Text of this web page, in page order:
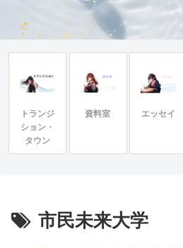
トランジ
ション・
タウン
資料室 エッセイ
市民未来大学